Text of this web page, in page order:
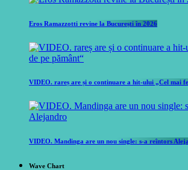
Eros Ramazzotti revine la București în 2026
VIDEO. rareș are și o continuare a hit-ului „Cel mai
VIDEO. Mandinga are un nou single: s-a reîntors
Wave Chart